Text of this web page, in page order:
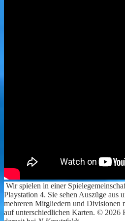
Wir spielen in einer
Playstation 4. Sie sehen Auszüge aus
mehreren Mitgliedern und Divisionen
auf unterschiedlichen Karten. © 2026